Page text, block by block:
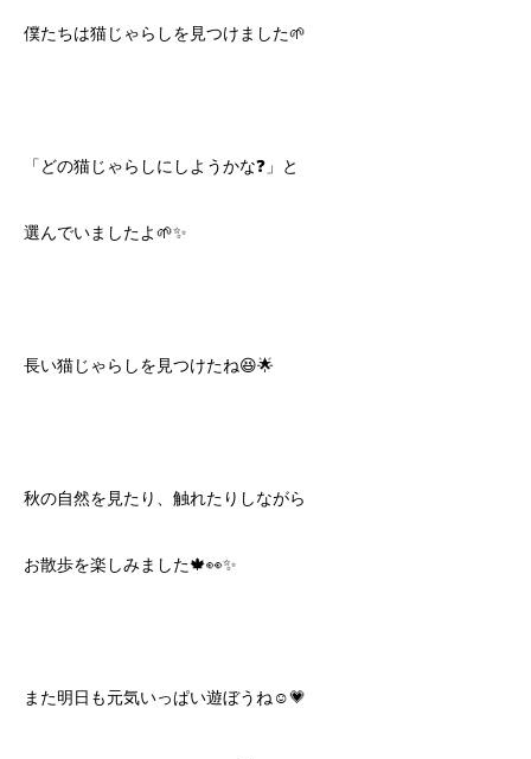
僕たちは猫じゃらしを見つけました🌱
「どの猫じゃらしにしようかな❓」と
選んでいましたよ🌱✨
長い猫じゃらしを見つけたね😆🌟
秋の自然を見たり、触れたりしながら
お散歩を楽しみました🍁👀✨
また明日も元気いっぱい遊ぼうね☺️💗